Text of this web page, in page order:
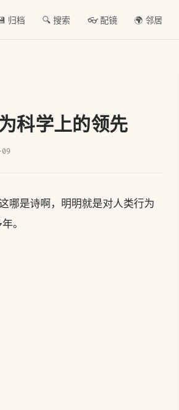
归档 🔍 搜索 👓 配镜 🌍 邻居
科学上的领先
哪是诗啊，明明就是对人类行为
。